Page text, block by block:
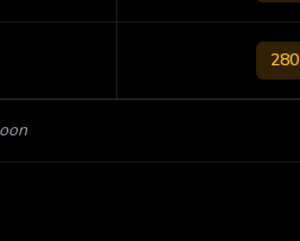
280